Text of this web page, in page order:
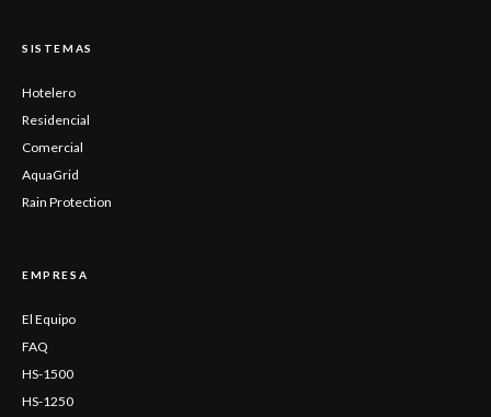
SISTEMAS
Hotelero
Residencial
Comercial
AquaGrid
Rain Protection
EMPRESA
El Equipo
FAQ
HS-1500
HS-1250